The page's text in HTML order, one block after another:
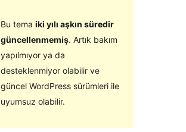
Bu tema iki yılı aşkın süredir
güncellenmemiş. Artık bakım
yapılmıyor ya da
desteklenmiyor olabilir ve
güncel WordPress sürümleri ile
uyumsuz olabilir.